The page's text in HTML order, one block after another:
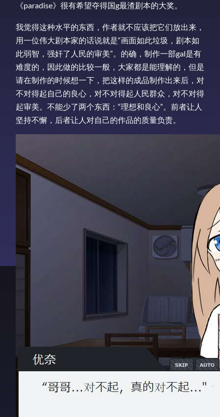
《paradise》很有希望夺得国g最渣剧本的大奖。
我觉得这种水平的东西，作者就不应该把它们放出来，
用一位伟大剧本家的话说就是“画面如此垃圾，剧本如
此弱智，强奸了人民的审美”。的确，制作一部gal是有
难度的，因此做的比较一般，大家都是能理解的，但是
请在制作的时候想一下，把这样的成品制作出来后，对
不对得起自己的良心，对不对得起人民群众，对不对得
起审美。不能少了两个东西：“理想和良心”。前者让人
坚持不懈，后者让人对自己的作品的质量负责。